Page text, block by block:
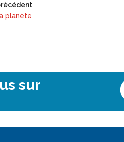
planète
sur